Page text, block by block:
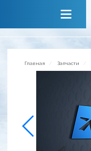
Сервисы
Обратная связь
Главная Запчасти